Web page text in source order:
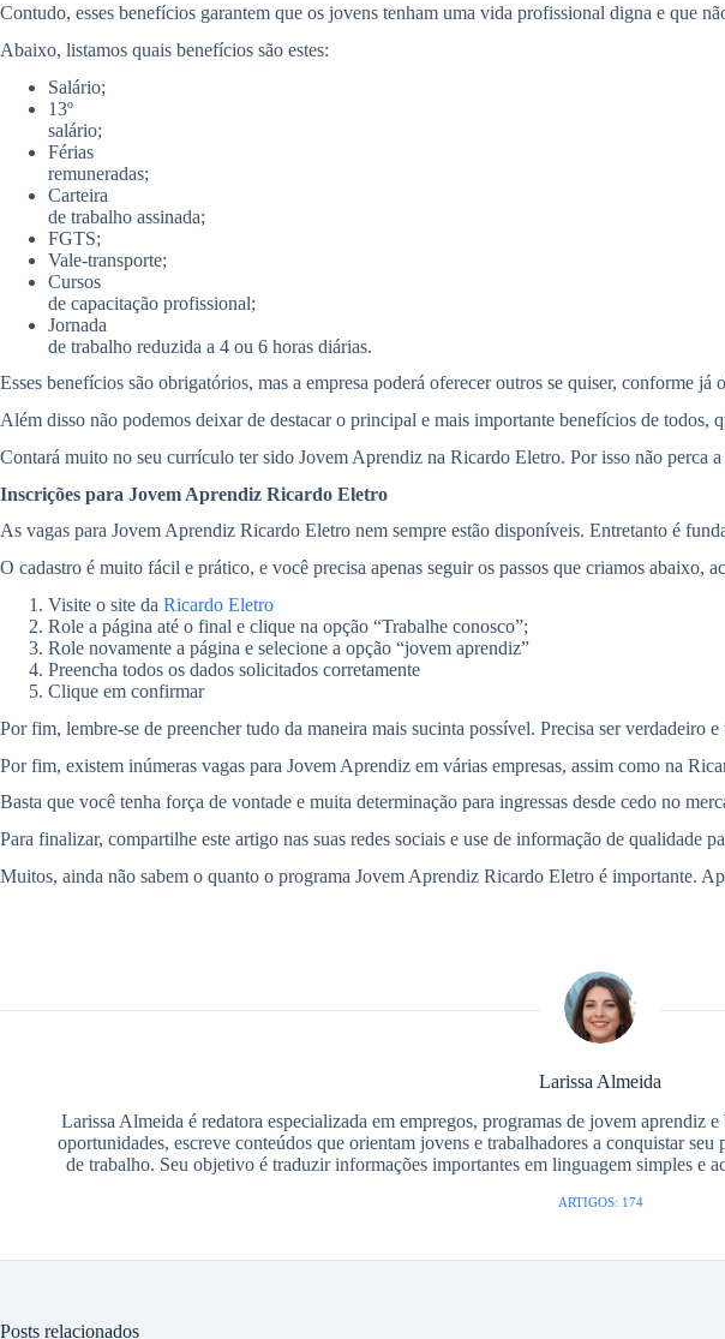
Contudo, esses benefícios garantem que os jovens tenham uma vida profissional digna e que
Abaixo, listamos quais benefícios são estes:
Salário;
13º
salário;
Férias
remuneradas;
Carteira
de trabalho assinada;
FGTS;
Vale-transporte;
Cursos
de capacitação profissional;
Jornada
de trabalho reduzida a 4 ou 6 horas diárias.
Esses benefícios são obrigatórios, mas a empresa poderá oferecer outros se quiser, conforme
Além disso não podemos deixar de destacar o principal e mais importante benefícios de todos,
Contará muito no seu currículo ter sido Jovem Aprendiz na Ricardo Eletro. Por isso não perca
Inscrições para Jovem Aprendiz Ricardo Eletro
As vagas para Jovem Aprendiz Ricardo Eletro nem sempre estão disponíveis. Entretanto é
O cadastro é muito fácil e prático, e você precisa apenas seguir os passos que criamos abaixo,
Visite o site da Ricardo Eletro
Role a página até o final e clique na opção “Trabalhe conosco”;
Role novamente a página e selecione a opção “jovem aprendiz”
Preencha todos os dados solicitados corretamente
Clique em confirmar
Por fim, lembre-se de preencher tudo da maneira mais sucinta possível. Precisa ser verdadeiro
Por fim, existem inúmeras vagas para Jovem Aprendiz em várias empresas, assim como na
Basta que você tenha força de vontade e muita determinação para ingressas desde cedo no
Para finalizar, compartilhe este artigo nas suas redes sociais e use de informação de qualidade
Muitos, ainda não sabem o quanto o programa Jovem Aprendiz Ricardo Eletro é importante.
Larissa Almeida
Larissa Almeida é redatora especializada em empregos, programas de jovem aprendiz
oportunidades, escreve conteúdos que orientam jovens e trabalhadores a conquistar
de trabalho. Seu objetivo é traduzir informações importantes em linguagem simples e
ARTIGOS: 174
Posts relacionados